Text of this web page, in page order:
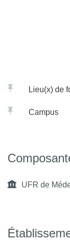
Lieu(x) de
Campus
UFR de